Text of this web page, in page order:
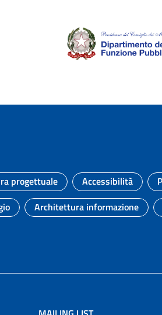
Argomento:
progettuale
Argomento:
Accessibilità
Argomento:
Architettura informazione